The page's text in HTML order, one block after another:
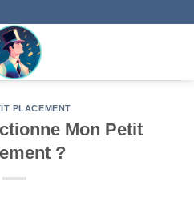
PLACEMENT
Mon Petit
?